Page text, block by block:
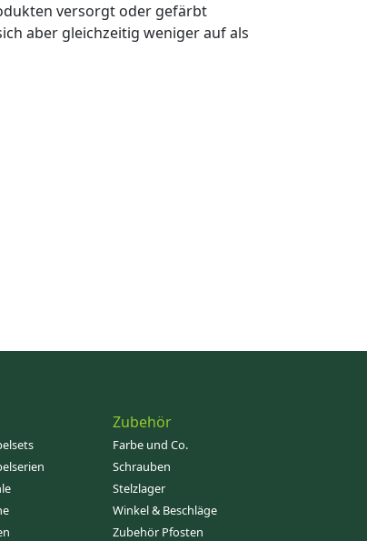
versorgt oder gefärbt
aber gleichzeitig weniger auf als
Zubehör
Farbe und Co.
Schrauben
Stelzlager
Winkel & Beschläge
Zubehör Pfosten